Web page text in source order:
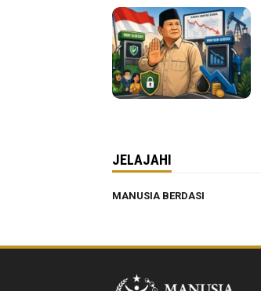
JELAJAHI
MANUSIA BERDASI